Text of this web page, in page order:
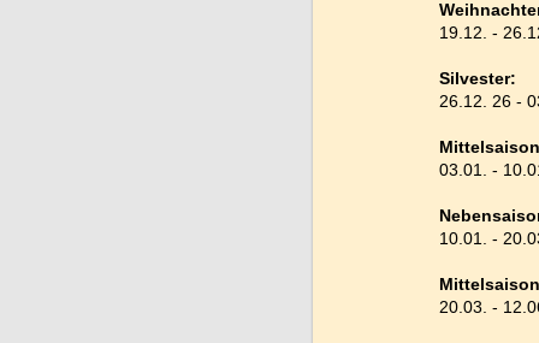
19.12. -
Silvester:
26.12. 26
03.01. -
10.01. -
20.03. -